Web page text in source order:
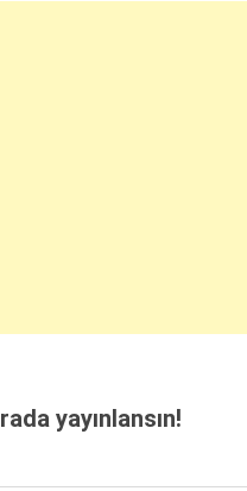
yayınlansın!